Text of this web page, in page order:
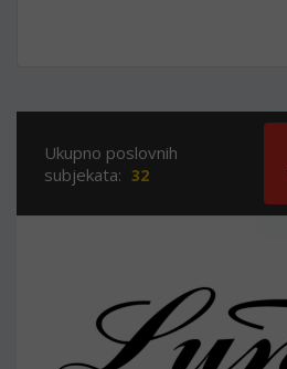
Ukupno poslovnih
subjekata: 32